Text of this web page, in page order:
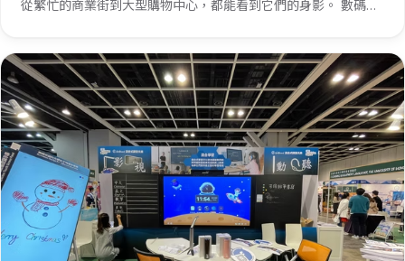
從繁忙的商業街到大型購物中心，都能看到它們的身影。 數碼告